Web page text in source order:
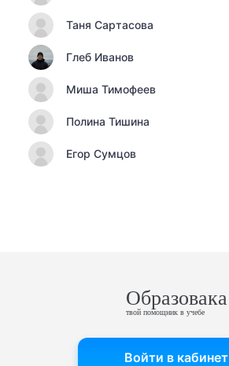
Таня Сартасова
Глеб Иванов
Миша Тимофеев
Полина Тишина
Егор Сумцов
Образовака
твой помощник в учебе
Войти в кабинет